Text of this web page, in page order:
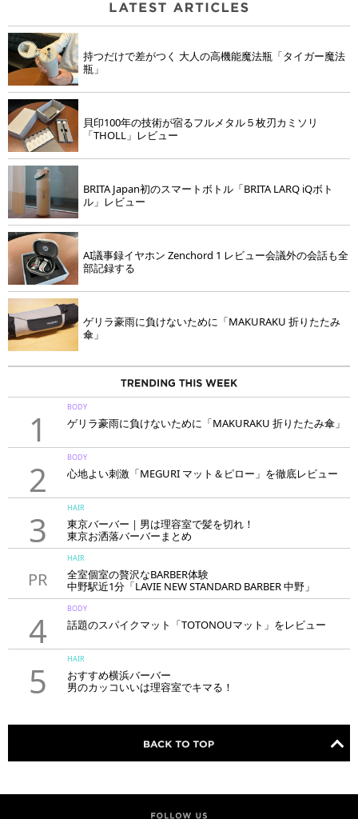
持つだけで差がつく 大人の高機能魔法瓶「タイガー魔法
瓶」
貝印100年の技術が宿るフルメタル５枚刃カミソリ
「THOLL」レビュー
BRITA Japan初のスマートボトル「BRITA LARQ iQボト
ル」レビュー
AI議事録イヤホン Zenchord 1 レビュー会議外の会話も全
部記録する
ゲリラ豪雨に負けないために「MAKURAKU 折りたたみ
傘」
1
BODY
ゲリラ豪雨に負けないために「MAKURAKU 折りたたみ傘」
2
BODY
心地よい刺激「MEGURI マット＆ピロー」を徹底レビュー
3
HAIR
東京バーバー｜男は理容室で髪を切れ！
東京お洒落バーバーまとめ
PR
HAIR
全室個室の贅沢なBARBER体験
中野駅近1分「LAVIE NEW STANDARD BARBER 中野」
4
BODY
話題のスパイクマット「TOTONOUマット」をレビュー
5
HAIR
おすすめ横浜バーバー
男のカッコいいは理容室でキマる！